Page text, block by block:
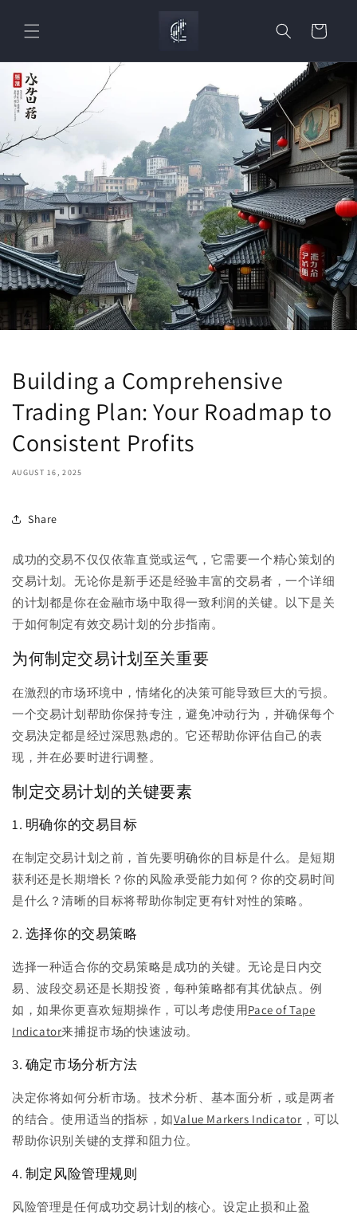
content
Cart
Building a Comprehensive
Trading Plan: Your Roadmap to
Consistent Profits
AUGUST 16, 2025
Share
成功的交易不仅仅依靠直觉或运气，它需要一个精心策划的
交易计划。无论你是新手还是经验丰富的交易者，一个详细
的计划都是你在金融市场中取得一致利润的关键。以下是关
于如何制定有效交易计划的分步指南。
为何制定交易计划至关重要
在激烈的市场环境中，情绪化的决策可能导致巨大的亏损。
一个交易计划帮助你保持专注，避免冲动行为，并确保每个
交易決定都是经过深思熟虑的。它还帮助你评估自己的表
现，并在必要时进行调整。
制定交易计划的关键要素
1. 明确你的交易目标
在制定交易计划之前，首先要明确你的目标是什么。是短期
获利还是长期增长？你的风险承受能力如何？你的交易时间
是什么？清晰的目标将帮助你制定更有针对性的策略。
2. 选择你的交易策略
选择一种适合你的交易策略是成功的关键。无论是日内交
易、波段交易还是长期投资，每种策略都有其优缺点。例
如，如果你更喜欢短期操作，可以考虑使用Pace of Tape
Indicator来捕捉市场的快速波动。
3. 确定市场分析方法
决定你将如何分析市场。技术分析、基本面分析，或是两者
的结合。使用适当的指标，如Value Markers Indicator ，可以
帮助你识别关键的支撑和阻力位。
4. 制定风险管理规则
风险管理是任何成功交易计划的核心。设定止损和止盈